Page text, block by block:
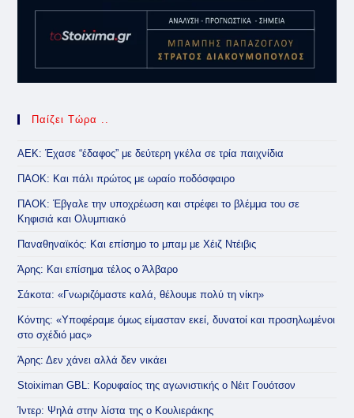
Παίζει Τώρα ..
ΑΕΚ: Έχασε “έδαφος” με δεύτερη γκέλα σε τρία παιχνίδια
ΠΑΟΚ: Και πάλι πρώτος με ωραίο ποδόσφαιρο
ΠΑΟΚ: Έβγαλε την υποχρέωση και στρέφει το βλέμμα του σε
Κηφισιά και Ολυμπιακό
Παναθηναϊκός: Και επίσημο το μπαμ με Χέιζ Ντέιβις
Άρης: Και επίσημα τέλος ο Άλβαρο
Σάκοτα: «Γνωριζόμαστε καλά, θέλουμε πολύ τη νίκη»
Κόντης: «Υποφέραμε όμως είμασταν εκεί, δυνατοί και προσηλωμένοι
στο σχέδιό μας»
Άρης: Δεν χάνει αλλά δεν νικάει
Stoiximan GBL: Κορυφαίος της αγωνιστικής ο Νέιτ Γουότσον
Ίντερ: Ψηλά στην λίστα της ο Κουλιεράκης